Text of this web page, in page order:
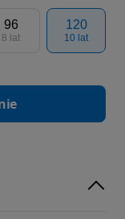
96
8 lat
120
10 lat